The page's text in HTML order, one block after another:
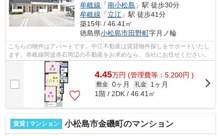
牟岐線 「南小松島 」駅 徒歩30分
牟岐線 「立江 」駅 徒歩41分
築15年 / 46.41㎡
徳島県小松島市田野町字月ノ輪
こちらの物件はアパートです。中江不動産は賃貸物件探しをサポートいたし
ます。牟岐線阿波赤石周辺の不動産をお求めなら、当社にお任せください。
4.45万円 (管理費等：5,200円 )
敷金 0ヶ月 礼金
1ヶ月
1階 / 2DK / 46.41㎡
賃貸 | マンション 小松島市金磯町のマンション